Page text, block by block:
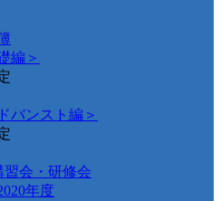
編＞
バンスト編＞
習会・研修会
年度